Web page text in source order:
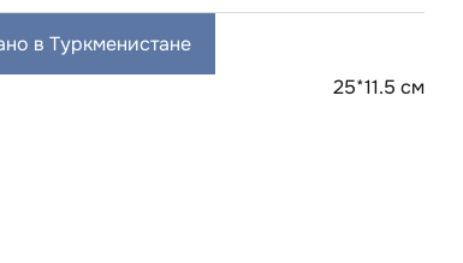
в Туркменистане
25*11.5 см